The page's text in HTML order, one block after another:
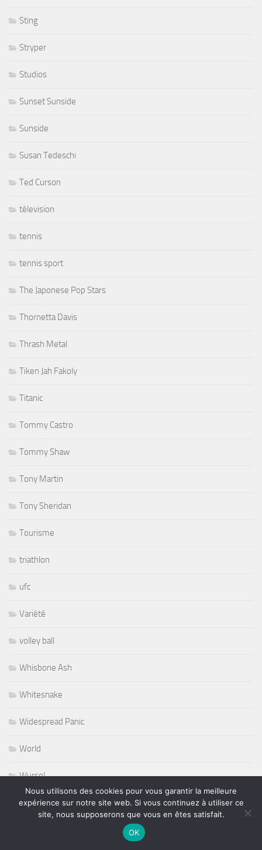
Sting
Stryper
Studios
Sunset Sunside
Sunside
Susan Tedeschi
Ted Curson
télevision
tennis
tennis sport
The Japonese Pop Stars
Thornetta Davis
Thrash Metal
Tiken Jah Fakoly
Titanic
Tommy Castro
Tommy Shaw
Tony Martin
Tony Sheridan
Tourisme
triathlon
ufc
Variété
volley ball
Whisbone Ash
Whitesnake
Widespread Panic
World
Wursel
Wynton Marsalis
Nous utilisons des cookies pour vous garantir la meilleure
expérience sur notre site web. Si vous continuez à utiliser ce
site, nous supposerons que vous en êtes satisfait.
OK